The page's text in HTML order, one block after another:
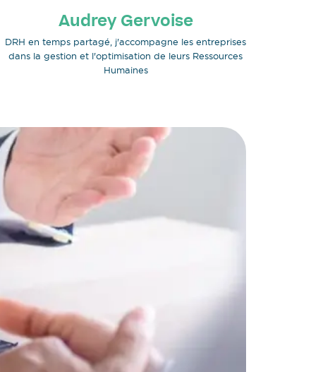
Audrey Gervoise
DRH en temps partagé, j'accompagne les entreprises
dans la gestion et l'optimisation de leurs Ressources
Humaines